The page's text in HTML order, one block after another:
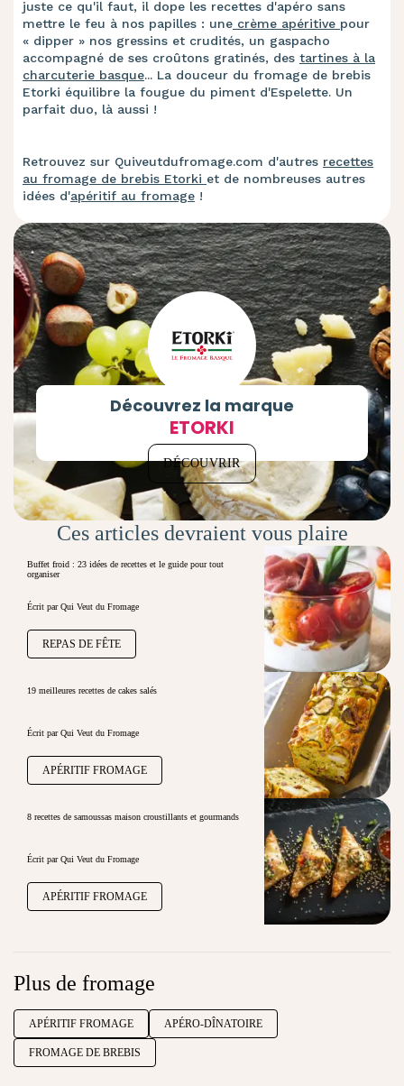
juste ce qu'il faut, il dope les recettes d'apéro sans
mettre le feu à nos papilles : une crème apéritive pour
« dipper » nos gressins et crudités, un gaspacho
accompagné de ses croûtons gratinés, des tartines à la
charcuterie basque... La douceur du fromage de brebis
Etorki équilibre la fougue du piment d'Espelette. Un
parfait duo, là aussi !
Retrouvez sur Quiveutdufromage.com d'autres recettes
au fromage de brebis Etorki et de nombreuses autres
idées d'apéritif au fromage !
Découvrez la marque
ETORKI
DÉCOUVRIR
Ces articles devraient vous plaire
Buffet froid : 23 idées de recettes et le guide pour tout
organiser
Écrit par Qui Veut du Fromage
REPAS DE FÊTE
19 meilleures recettes de cakes salés
Écrit par Qui Veut du Fromage
APÉRITIF FROMAGE
8 recettes de samoussas maison croustillants et gourmands
Écrit par Qui Veut du Fromage
APÉRITIF FROMAGE
Plus de fromage
APÉRITIF FROMAGE APÉRO-DÎNATOIRE
FROMAGE DE BREBIS